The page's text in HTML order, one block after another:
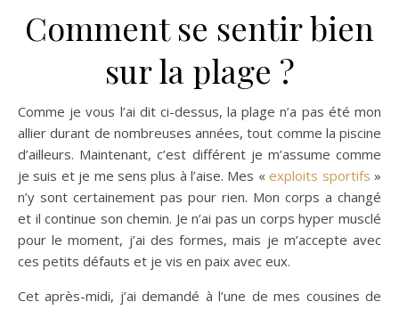
Comment se sentir bien
sur la plage ?
Comme je vous l’ai dit ci-dessus, la plage n’a pas été mon
allier durant de nombreuses années, tout comme la piscine
d’ailleurs. Maintenant, c’est différent je m’assume comme
je suis et je me sens plus à l’aise. Mes «exploits sportifs »
n’y sont certainement pas pour rien. Mon corps a changé
et il continue son chemin. Je n’ai pas un corps hyper musclé
pour le moment, j’ai des formes, mais je m’accepte avec
ces petits défauts et je vis en paix avec eux.
Cet après-midi, j’ai demandé à l’une de mes cousines de